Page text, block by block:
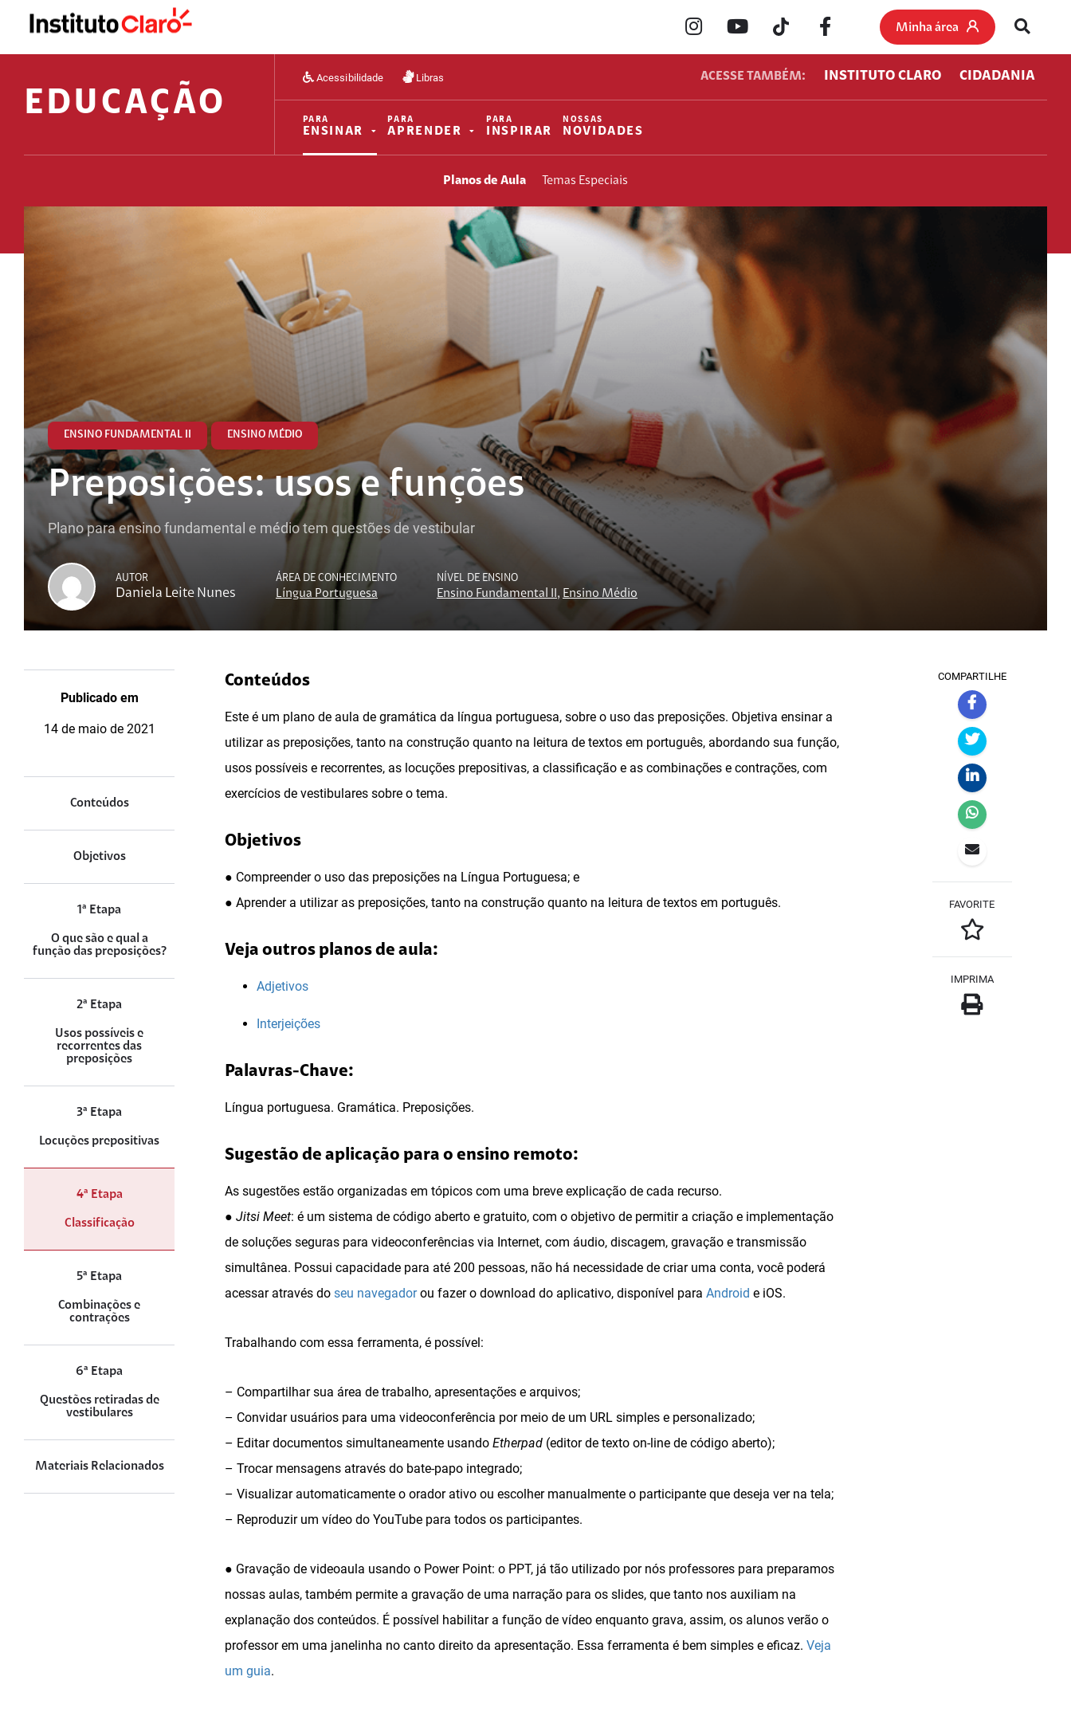
Minha área
EDUCAÇÃO
Acessibilidade Libras ACESSE TAMBÉM: INSTITUTO CLARO CIDADANIA
PARA
ENSINAR
PARA
APRENDER
PARA
INSPIRAR
NOSSAS
NOVIDADES
Planos de Aula Temas Especiais
ENSINO FUNDAMENTAL II ENSINO MÉDIO
Preposições: usos e funções
Plano para ensino fundamental e médio tem questões de vestibular
AUTOR
Daniela Leite Nunes
ÁREA DE CONHECIMENTO
Língua Portuguesa
NÍVEL DE ENSINO
Ensino Fundamental II , Ensino Médio
Publicado em
14 de maio de 2021
Conteúdos
Objetivos
1ª Etapa
O que são e qual a
função das preposições?
2ª Etapa
Usos possíveis e
recorrentes das
preposições
3ª Etapa
Locuções prepositivas
4ª Etapa
Classificação
5ª Etapa
Combinações e
contrações
6ª Etapa
Questões retiradas de
vestibulares
Materiais Relacionados
Conteúdos
Este é um plano de aula de gramática da língua portuguesa, sobre o uso das preposições. Objetiva ensinar a
utilizar as preposições, tanto na construção quanto na leitura de textos em português, abordando sua função,
usos possíveis e recorrentes, as locuções prepositivas, a classificação e as combinações e contrações, com
exercícios de vestibulares sobre o tema.
Objetivos
● Compreender o uso das preposições na Língua Portuguesa; e
● Aprender a utilizar as preposições, tanto na construção quanto na leitura de textos em português.
Veja outros planos de aula:
Adjetivos
Interjeições
Palavras-Chave:
Língua portuguesa. Gramática. Preposições.
Sugestão de aplicação para o ensino remoto:
As sugestões estão organizadas em tópicos com uma breve explicação de cada recurso.
● Jitsi Meet: é um sistema de código aberto e gratuito, com o objetivo de permitir a criação e implementação
de soluções seguras para videoconferências via Internet, com áudio, discagem, gravação e transmissão
simultânea. Possui capacidade para até 200 pessoas, não há necessidade de criar uma conta, você poderá
acessar através do seu navegadorou fazer o download do aplicativo, disponível para Android e iOS.
Trabalhando com essa ferramenta, é possível:
– Compartilhar sua área de trabalho, apresentações e arquivos;
– Convidar usuários para uma videoconferência por meio de um URL simples e personalizado;
– Editar documentos simultaneamente usando Etherpad (editor de texto on-line de código aberto);
– Trocar mensagens através do bate-papo integrado;
– Visualizar automaticamente o orador ativo ou escolher manualmente o participante que deseja ver na tela;
– Reproduzir um vídeo do YouTube para todos os participantes.
● Gravação de videoaula usando o Power Point: o PPT, já tão utilizado por nós professores para preparamos
nossas aulas, também permite a gravação de uma narração para os slides, que tanto nos auxiliam na
explanação dos conteúdos. É possível habilitar a função de vídeo enquanto grava, assim, os alunos verão o
professor em uma janelinha no canto direito da apresentação. Essa ferramenta é bem simples e eficaz. Veja
um guia.
COMPARTILHE
FAVORITE
IMPRIMA